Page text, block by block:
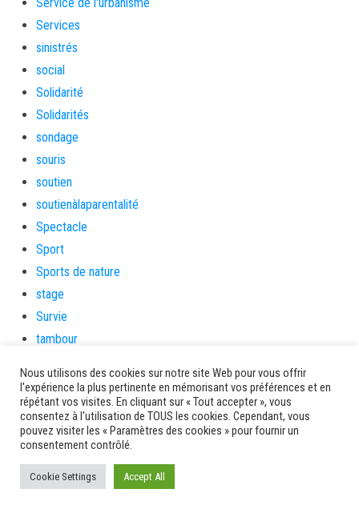
Services
sinistrés
social
Solidarité
Solidarités
sondage
souris
soutien
soutienàlaparentalité
Spectacle
Sport
Sports de nature
stage
Survie
tambour
tempetetropicale
Terres de patrimoine et de culture
Terres gourmandes
théâtre
Tourisme
Nous utilisons des cookies sur notre site Web pour vous offrir
l'expérience la plus pertinente en mémorisant vos préférences et en
répétant vos visites. En cliquant sur « Tout accepter », vous
consentez à l'utilisation de TOUS les cookies. Cependant, vous
pouvez visiter les « Paramètres des cookies » pour fournir un
consentement contrôlé.
Cookie Settings Accept All